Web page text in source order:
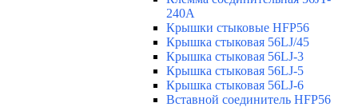
240A
Крышки стыковые HFP56
Крышка стыковая 56LJ/45
Крышка стыковая 56LJ-3
Крышка стыковая 56LJ-5
Крышка стыковая 56LJ-6
Вставной соединитель HFP56